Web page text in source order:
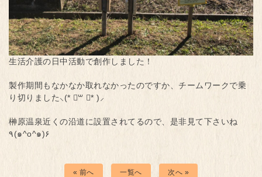
生活介護の日中活動で創作しました！
製作期間もなかなか取れなかったのですか、チームワークで乗
り切りました⸜(* ॑꒳ ॑* )⸝
榊原温泉近くの沿道に設置されてるので、是非見て下さいね
٩(๑^o^๑)۶
« 前へ 一覧へ 次へ »